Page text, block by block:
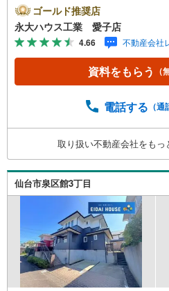
らでは当社の強みを大きく
不動産知識＞戸建・マンシ
動産を取り扱っております
育て環境や行政などの地域
い物件選びをして頂ける
頂きます。2.＜経験豊富
様々なご質問はもちろん
店舗ではキッズスペースも
是非お越しください。営業
水曜日※店舗により変動あ
で、どうぞお気軽にお問い
ゴールド推奨店
永大ハウス工業 愛子店
4.66 不動産会社
資料をもらう （
電話する （
取り扱い不動産会社をもっ
仙台市泉区館3丁目